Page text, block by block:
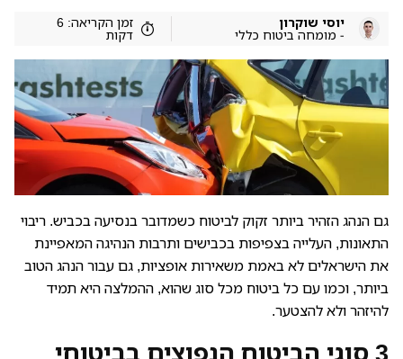
יוסי שוקרון
- מומחה ביטוח כללי
זמן הקריאה: 6
דקות
גם הנהג הזהיר ביותר זקוק לביטוח כשמדובר בנסיעה בכביש. ריבוי
התאונות, העלייה בצפיפות בכבישים ותרבות הנהיגה המאפיינת
את הישראלים לא באמת משאירות אופציות, גם עבור הנהג הטוב
ביותר, וכמו עם כל ביטוח מכל סוג שהוא, ההמלצה היא תמיד
להיזהר ולא להצטער.